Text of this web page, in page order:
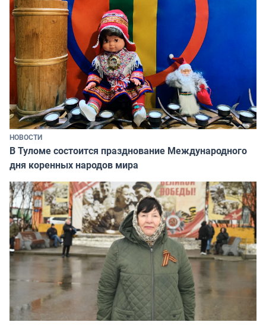
НОВОСТИ
В Туломе состоится празднование Международного
дня коренных народов мира